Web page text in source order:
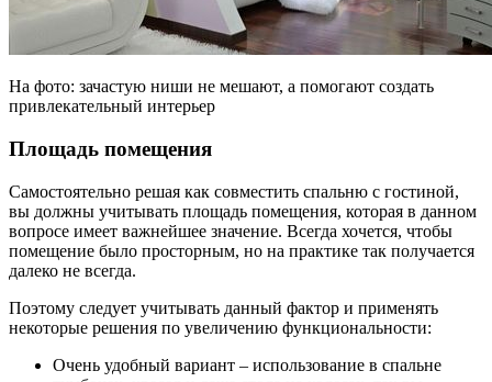
На фото: зачастую ниши не мешают, а помогают создать
привлекательный интерьер
Площадь помещения
Самостоятельно решая как совместить спальню с гостиной,
вы должны учитывать площадь помещения, которая в данном
вопросе имеет важнейшее значение. Всегда хочется, чтобы
помещение было просторным, но на практике так получается
далеко не всегда.
Поэтому следует учитывать данный фактор и применять
некоторые решения по увеличению функциональности:
Очень удобный вариант – использование в спальне